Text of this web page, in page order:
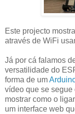
Este projecto
através de WiFi
Já por cá falamos
versatilidade do
forma de um
vídeo que se
mostrar como o
um interface web